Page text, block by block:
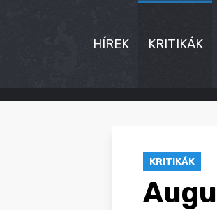
HÍREK KRITIKÁK
HÍREK
KRITIKÁK